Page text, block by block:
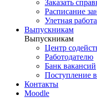
Заказать
Расписание
Улетная
Выпускникам
Выпускникам
Центр
Работодателю
Банк вакансий
Поступление
Контакты
Moodle